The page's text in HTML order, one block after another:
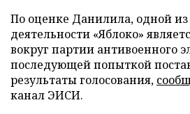
По оценке Данилила, одной
деятельности «Яблоко»
вокруг партии антивоенного
последующей попыткой
результаты голосования,
канал ЭИСИ.